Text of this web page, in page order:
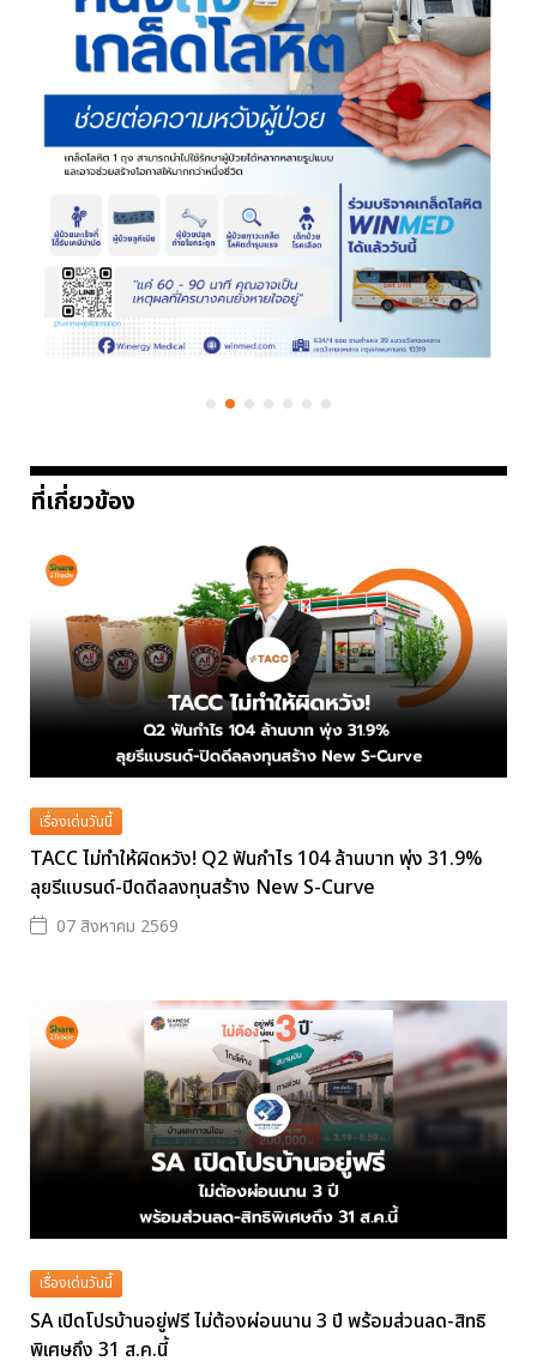
ที่เกี่ยวข้อง
เรื่องเด่นวันนี้
TACC ไม่ทำให้ผิดหวัง! Q2 ฟันกำไร 104 ล้านบาท พุ่ง 31.9%
ลุยรีแบรนด์-ปิดดีลลงทุนสร้าง New S-Curve
07 สิงหาคม 2569
เรื่องเด่นวันนี้
SA เปิดโปรบ้านอยู่ฟรี ไม่ต้องผ่อนนาน 3 ปี พร้อมส่วนลด-สิทธิ
พิเศษถึง 31 ส.ค.นี้